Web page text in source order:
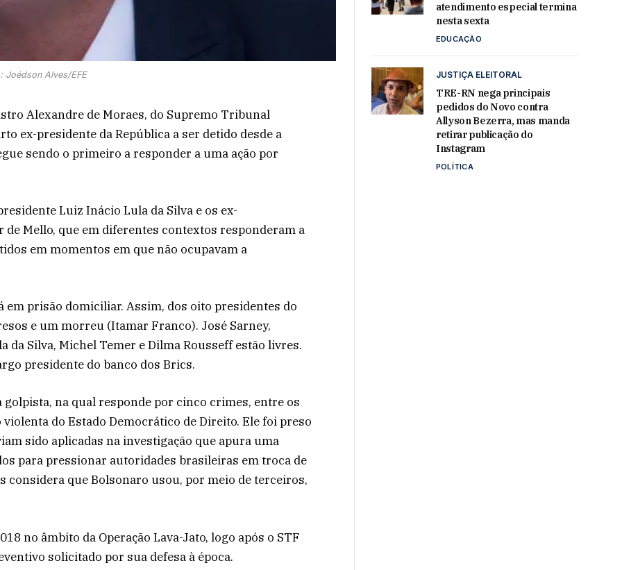
Joédson Alves/EFE
Alexandre de Moraes, do Supremo Tribunal
ex-presidente da República a ser detido desde a
sendo o primeiro a responder a uma ação por
Luiz Inácio Lula da Silva e os ex-
Mello, que em diferentes contextos responderam a
em momentos em que não ocupavam a
em prisão domiciliar. Assim, dos oito presidentes do
e um morreu (Itamar Franco). José Sarney,
Silva, Michel Temer e Dilma Rousseff estão livres.
presidente do banco dos Brics.
na qual responde por cinco crimes, entre os
do Estado Democrático de Direito. Ele foi preso
sido aplicadas na investigação que apura uma
para pressionar autoridades brasileiras em troca de
considera que Bolsonaro usou, por meio de terceiros,
no âmbito da Operação Lava-Jato, logo após o STF
solicitado por sua defesa à época.
atendimento especial termina
nesta sexta
EDUCAÇÃO
JUSTIÇA ELEITORAL
TRE-RN nega principais
pedidos do Novo contra
Allyson Bezerra, mas manda
retirar publicação do
Instagram
POLÍTICA